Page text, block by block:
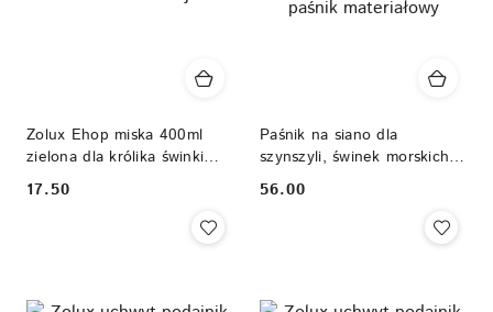
Zolux Ehop miska 400ml
zielona dla królika świnki
morskiej
Cena:
17.50
Paśnik na siano dla
szynszyli, świnek morskich,
królików - paśnik
materiałowy
Cena:
56.00